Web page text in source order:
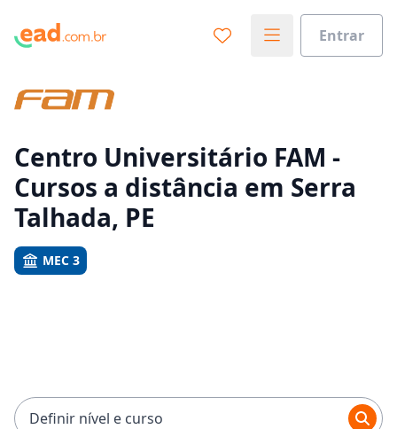
Entrar
Vamos te guiar no caminho ideal para seus estudos
Centro Universitário FAM -
Cursos a distância em Serra
Talhada, PE
MEC 3
Definir nível e curso